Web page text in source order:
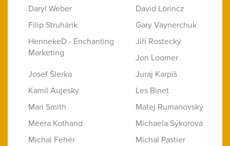
Daryl Weber
David Lörincz
Filip Struhárik
Gary Vaynerchuk
HennekeD - Enchanting
Marketing
Jiří Rostecký
Jon Loomer
Josef Šlerka
Juraj Karpiš
Kamil Aujesky
Les Binet
Mari Smith
Matej Rumanovský
Meera Kothand
Michaela Sýkorová
Michal Fehér
Michal Pastier